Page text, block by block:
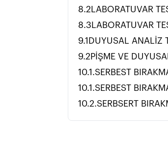
8.2LABORATUVAR
8.3LABORATUVAR
9.1DUYUSAL ANALİZ
9.2PİŞME VE
10.1.SERBEST
10.1.SERBEST
10.2.SERBSERT